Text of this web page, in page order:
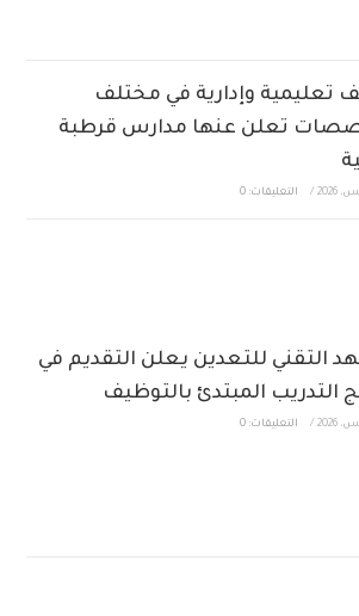
تعليمية وإدارية في مختلف
تعلن عنها مدارس قرطبة
/ التعليقات: 0
التقني للتعدين يعلن التقديم في
التدريب المبتدئ بالتوظيف
/ التعليقات: 0